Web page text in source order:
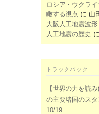
ロシア・ウクラ
瞰する視点 に 山
大阪人工地震波形
人工地震の歴史 に
トラックバック
【世界の力を読
の主要諸国のスタ
10/19